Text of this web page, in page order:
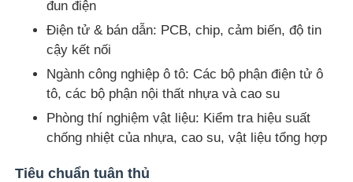
Yêu cầu báo giá
Thiết bị kiểm tra phòng thí nghiệm
Phòng thử nghiệm môi trường
Máy kiểm tra phổ quát
đun điện
Điện tử & bán dẫn: PCB, chip, cảm biến, độ tin
cậy kết nối
Ngành công nghiệp ô tô: Các bộ phận điện tử ô
tô, các bộ phận nội thất nhựa và cao su
Phòng thí nghiệm vật liệu: Kiểm tra hiệu suất
chống nhiệt của nhựa, cao su, vật liệu tổng hợp
Tiêu chuẩn tuân thủ